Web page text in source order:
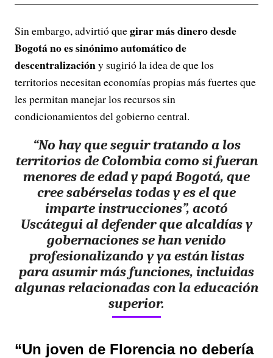
Sin embargo, advirtió quegirar más dinero desde
Bogotá no es sinónimo automático de
descentralizacióny sugirió la idea de que los
territorios necesitan economías propias más fuertes que
les permitan manejar los recursos sin
condicionamientos del gobierno central.
“No hay que seguir tratando a los
territorios de Colombia como si fueran
menores de edad y papá Bogotá, que
cree sabérselas todas y es el que
imparte instrucciones”, acotó
Uscátegui al defender que alcaldías y
gobernaciones se han venido
profesionalizando y ya están listas
para asumir más funciones, incluidas
algunas relacionadas con la educación
superior.
“Un joven de Florencia no debería